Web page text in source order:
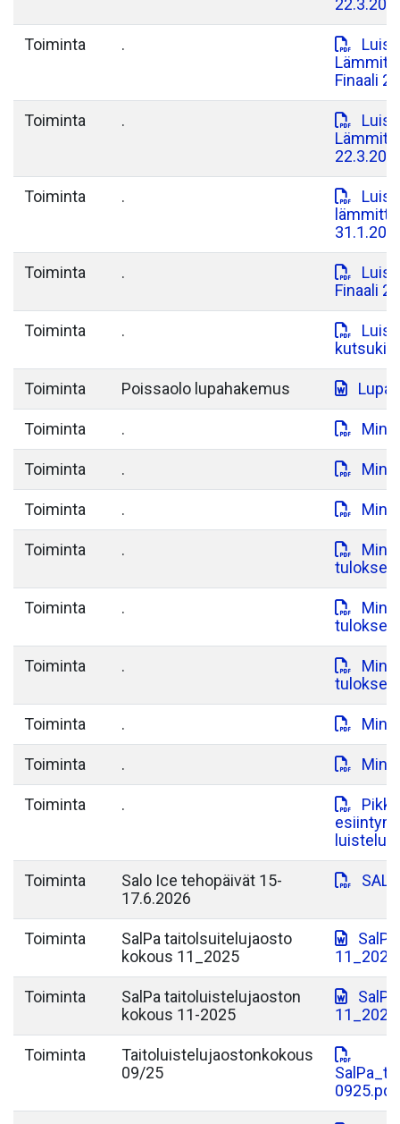
Toiminta .
Finaali
Toiminta .
Toiminta .
Toiminta .
Finaali
Toiminta .
Toiminta Poissaolo lupahakemus
Toiminta .
Toiminta .
Toiminta .
Toiminta .
Minit
Toiminta .
Minit
Toiminta .
Minit
Toiminta .
Toiminta .
Toiminta .
Toiminta
Salo Ice tehopäivät 15-
17.6.2026
Toiminta
SalPa taitolsuitelujaosto
kokous 11_2025
Toiminta
SalPa taitoluistelujaoston
kokous 11-2025
Toiminta
Taitoluistelujaostonkokous
09/25
0925.pdf